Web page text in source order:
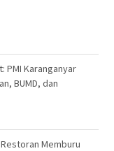
PMI Karanganyar
BUMD, dan
Memburu